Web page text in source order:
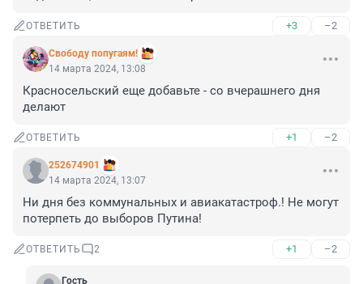
ОТВЕТИТЬ +3 –2
Свободу попугаям!
14 марта 2024, 13:08
Красносельский еще добавьте - со вчерашнего дня
делают
ОТВЕТИТЬ +1 –2
252674901
14 марта 2024, 13:07
Ни дня без коммунальных и авиакатастроф.! Не могут
потерпеть до выборов Путина!
ОТВЕТИТЬ 2 +1 –2
Гость